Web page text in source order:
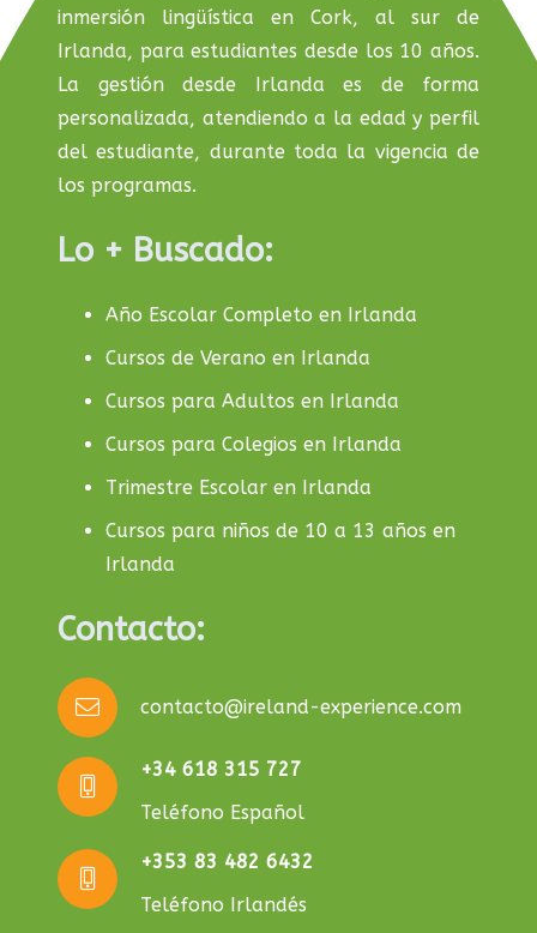
inmersión lingüística en Cork, al sur de
Irlanda, para estudiantes desde los 10 años.
La gestión desde Irlanda es de forma
personalizada, atendiendo a la edad y perfil
del estudiante, durante toda la vigencia de
los programas.
Lo + Buscado:
Año Escolar Completo en Irlanda
Cursos de Verano en Irlanda
Cursos para Adultos en Irlanda
Cursos para Colegios en Irlanda
Trimestre Escolar en Irlanda
Cursos para niños de 10 a 13 años en
Irlanda
Contacto:
contacto@ireland-experience.com
+34 618 315 727
Teléfono Español
+353 83 482 6432
Teléfono Irlandés